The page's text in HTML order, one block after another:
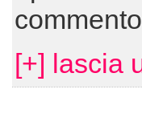
[+] lascia